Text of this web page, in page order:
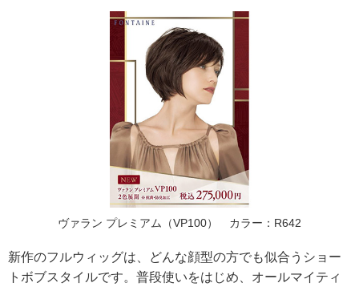
ヴァラン プレミアム（VP100） カラー：R642
新作のフルウィッグは、どんな顔型の方でも似合うショー
トボブスタイルです。普段使いをはじめ、オールマイティ